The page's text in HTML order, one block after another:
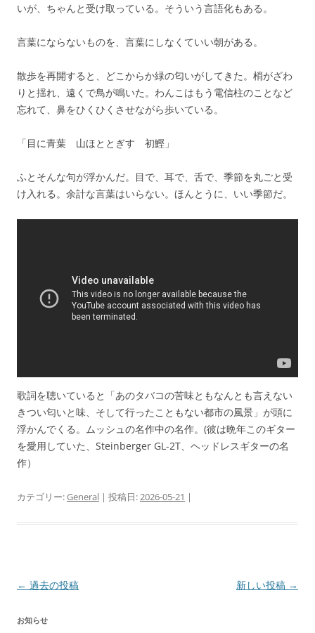
いが、ちゃんと受け取っている。そういう言語化もある。
言葉にならないものを、言葉にしなくていい朝がある。
散歩を再開すると、どこからか緑の匂いがしてきた。梢がざわ
りと揺れ、遠くで鳥が鳴いた。わんこはもう電信柱のことなど
忘れて、鼻をひくひくさせながら歩いている。
「目に青葉 山ほととぎす 初鰹」
ふとそんな句が浮かんだ。目で、耳で、舌で、季節を丸ごと受
け入れる。余計な言葉はいらない。ほんとうに、いい季節だ。
歌詞を聴いていると「あのタバコの苦味ともなんとも言えない
きつい匂いと味、そして行ったこともない都市の風景」が頭に
浮かんでくる。ムッシュの名作中の名作。(彼は晩年このギター
を愛用していた、Steinberger GL-2T、ヘッドレスギターの名
作）
カテゴリー:General | 投稿日:2026-05-21 |
投
ナ
← 過去の投稿 新しい投稿 →
お知らせ